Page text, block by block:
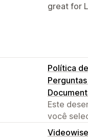
great for
Política
Este
você